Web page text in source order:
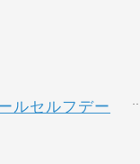
ルセルフデー